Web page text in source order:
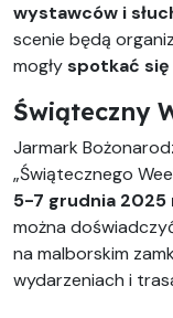
wystawców i
scenie będą
mogłyspotkać się
Świąteczny
Jarmark
„Świątecznego
5-7 grudnia 2025
można
na malborskim
wydarzeniach i